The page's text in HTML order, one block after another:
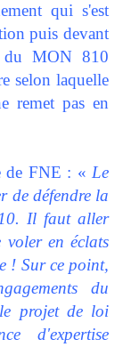
qui s'est
puis devant
du MON 810
selon laquelle
remet pas en
de FNE : « Le
de défendre la
Il faut aller
en éclats
! Sur ce point,
du
projet de loi
d'expertise